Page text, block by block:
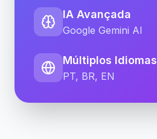
IA Avançada
Google Gemini AI
Múltiplos Idiomas
PT, BR, EN